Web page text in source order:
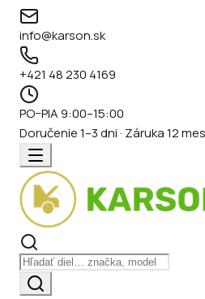
info@karson.sk
+421 48 230 4169
PO–PIA 9:00–15:00
Doručenie 1–3 dni · Záruka 12